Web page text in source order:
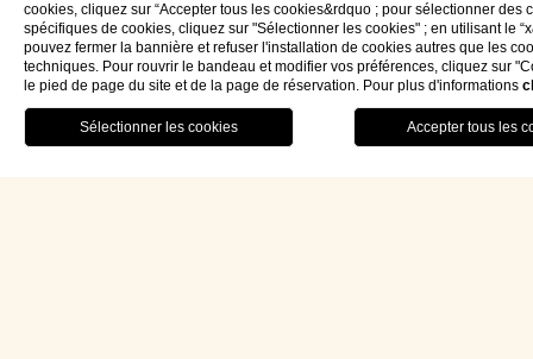
MENU RESTAURANT RÉSERVEZ
cookies, cliquez sur “Accepter tous les cookies&rdquo ; pour sélectionner des
spécifiques de cookies, cliquez sur "Sélectionner les cookies" ; en utilisant le
pouvez fermer la bannière et refuser l'installation de cookies autres que les
techniques. Pour rouvrir le bandeau et modifier vos préférences, cliquez sur
le pied de page du site et de la page de réservation. Pour plus d'informations